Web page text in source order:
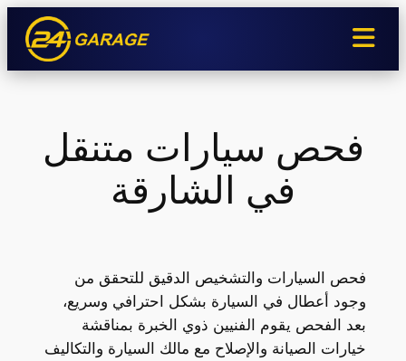
تخطى
فحص سيارات متنقل
في الشارقة
فحص السيارات والتشخيص الدقيق للتحقق من
وجود أعطال في السيارة بشكل احترافي وسريع،
بعد الفحص يقوم الفنيين ذوي الخبرة بمناقشة
خيارات الصيانة والإصلاح مع مالك السيارة والتكاليف